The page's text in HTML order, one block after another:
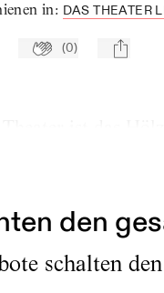
in: DAS THEATER
TdZ hinzufügen
Applaudieren
(0) mail
den
schalten